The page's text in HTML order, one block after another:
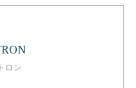
ロン